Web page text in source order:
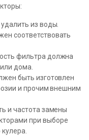
из воды.
соответствовать
фильтра должна
дома.
быть изготовлен
и прочим внешним
и частота замены
при выборе